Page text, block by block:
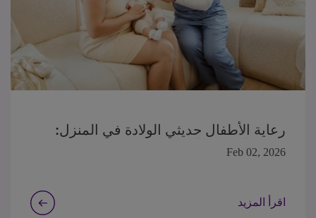
رعاية الأطفال حديثي الولادة في المنزل:
دليل الأسابيع الأولى
Feb 02, 2026
اقرأ المزيد